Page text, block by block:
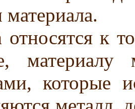
относятся к
материалу
которые